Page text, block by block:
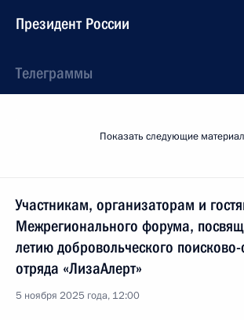
Президент России
Телеграммы
Показать следующие
Участникам, организаторам и
Межрегионального форума,
летию добровольческого поисково-
отряда «ЛизаАлерт»
5 ноября 2025 года, 12:00